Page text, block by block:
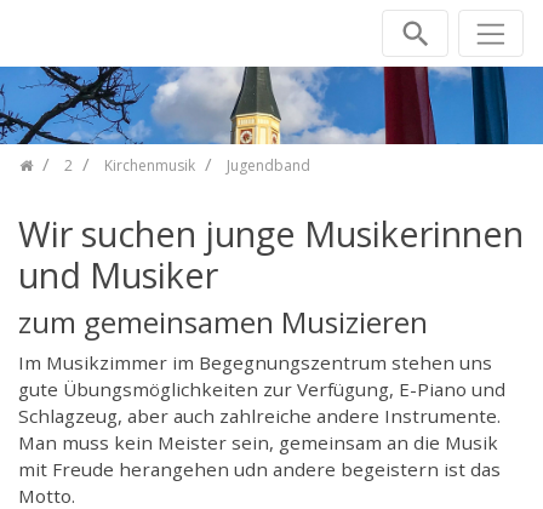
Skip navigation
2 Kirchenmusik Jugendband
Wir suchen junge Musikerinnen
und Musiker
zum gemeinsamen Musizieren
Im Musikzimmer im Begegnungszentrum stehen uns
gute Übungsmöglichkeiten zur Verfügung, E-Piano und
Schlagzeug, aber auch zahlreiche andere Instrumente.
Man muss kein Meister sein, gemeinsam an die Musik
mit Freude herangehen udn andere begeistern ist das
Motto.